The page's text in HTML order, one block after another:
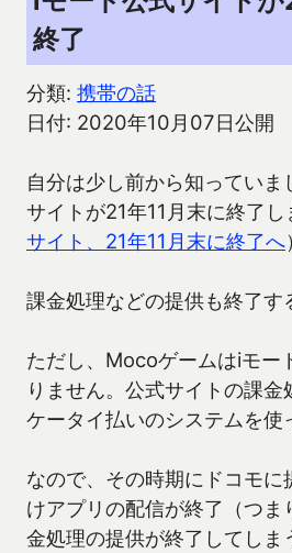
終了
分類: 携帯の話
日付: 2020年10月07日公開
自分は少し前から知ってい
サイトが21年11月末に終了し
サイト、21年11月末に終了へ
課金処理などの提供も終了す
ただし、Mocoゲームはiモー
りません。公式サイトの課
ケータイ払いのシステムを使
なので、その時期にドコモに
けアプリの配信が終了（つま
金処理の提供が終了してしま